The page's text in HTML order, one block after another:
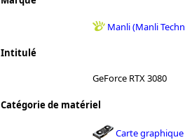
Manli (Manli
Intitulé
GeForce RTX 3080
Catégorie de matériel
Carte graphique